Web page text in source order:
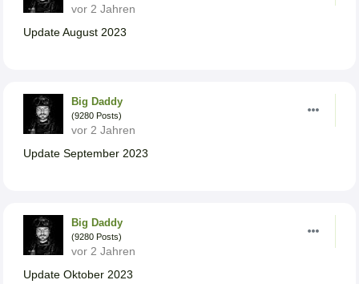
vor 2 Jahren
Update August 2023
Big Daddy
(9280 Posts)
vor 2 Jahren
Update September 2023
Big Daddy
(9280 Posts)
vor 2 Jahren
Update Oktober 2023